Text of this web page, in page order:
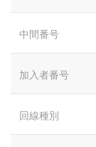
中間番号
加入者番号
回線種別